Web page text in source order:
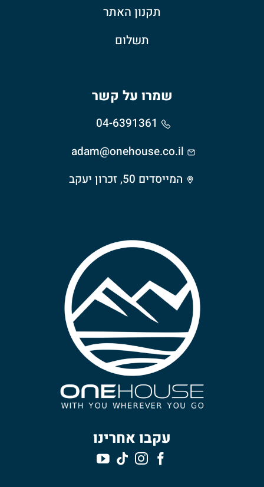
תקנון האתר
תשלום
שמרו על קשר
adam@onehouse.co.il
המייסדים 50, זכרון יעקב
עקבו אחרינו